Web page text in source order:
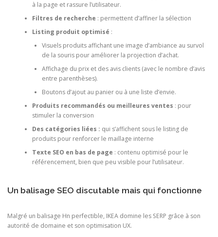
à la page et rassure l’utilisateur.
Filtres de recherche : permettent d’affiner la sélection
Listing produit optimisé :
Visuels produits affichant une image d’ambiance au survol
de la souris pour améliorer la projection d’achat.
Affichage du prix et des avis clients (avec le nombre d’avis
entre parenthèses).
Boutons d’ajout au panier ou à une liste d’envie.
Produits recommandés ou meilleures ventes : pour
stimuler la conversion
Des catégories liées : qui s’affichent sous le listing de
produits pour renforcer le maillage interne
Texte SEO en bas de page : contenu optimisé pour le
référencement, bien que peu visible pour l’utilisateur.
Un balisage SEO discutable mais qui fonctionne
Malgré un balisage Hn perfectible, IKEA domine les SERP grâce à son
autorité de domaine et son optimisation UX.